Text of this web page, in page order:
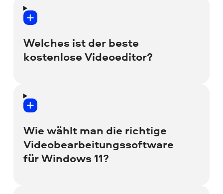
Welches ist der beste
kostenlose Videoeditor?
Einer der besten kostenlos
herunterladbaren Videobearbeiter mit
einer Reihe grundlegender, aber effektiver
Tools ist Movavi Video Editor.
Wie wählt man die richtige
Videobearbeitungssoftware
für Windows 11?